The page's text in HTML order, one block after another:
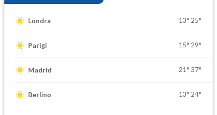
Londra 13° 25°
Parigi 15° 29°
Madrid 21° 37°
Berlino 13° 24°